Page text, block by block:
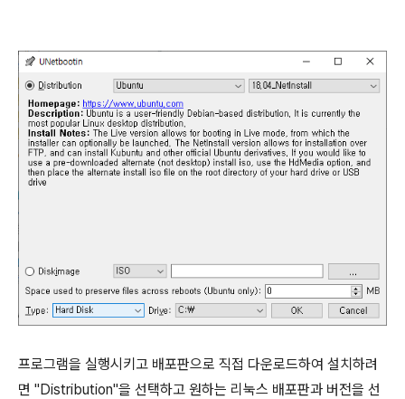
프로그램을 실행시키고 배포판으로 직접 다운로드하여 설치하려
면 "Distribution"을 선택하고 원하는 리눅스 배포판과 버전을 선